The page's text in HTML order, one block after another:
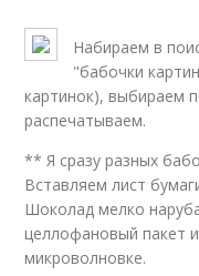
Набираем в
"бабочки
картинок), выбираем
распечатываем.
** Я сразу разных
Вставляем лист
Шоколад мелко
целлофановый пакет
микроволновке.